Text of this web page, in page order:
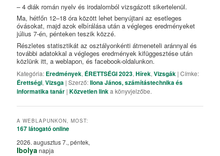
– 4 diák román nyelv és irodalomból vizsgázott sikertelenül.
Ma, hétfőn 12–18 óra között lehet benyújtani az esetleges
óvásokat, majd azok elbírálása után a végleges eredményeket
július 7-én, pénteken teszik közzé.
Részletes statisztikát az osztályonkénti átmeneteli aránnyal és
további adatokkal a végleges eredmények kifüggesztése után
közlünk itt, a weblapon, és facebook-oldalunkon.
Kategória: Eredmények, ÉRETTSÉGI 2023,Hírek,Vizsgák | Címke:
Érettségi,Vizsga | Szerző:Ilona János, számítástechnika és
informatika tanár |Közvetlen linka könyvjelzőbe.
A WEBLAPUNKON, MOST:
167 látogatóonline
2026. augusztus 7., péntek,
Ibolyanapja